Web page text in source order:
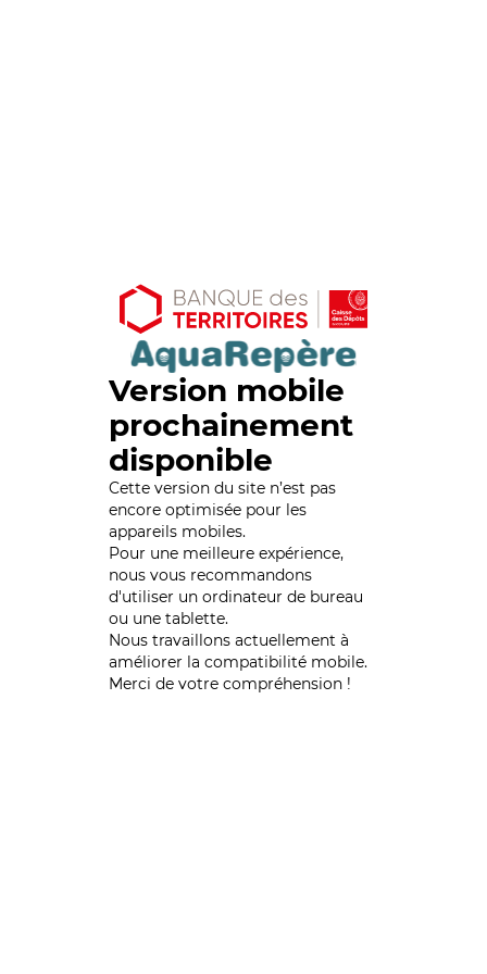
Version mobile
prochainement
disponible
Cette version du site n’est pas
encore optimisée pour les
appareils mobiles.
Pour une meilleure expérience,
nous vous recommandons
d'utiliser un ordinateur de bureau
ou une tablette.
Nous travaillons actuellement à
améliorer la compatibilité mobile.
Merci de votre compréhension !